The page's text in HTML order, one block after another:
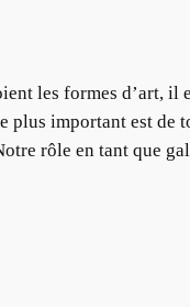
les formes d’art, il
important est de
rôle en tant que